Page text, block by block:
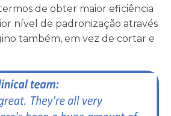
de obter maior eficiência
nível de padronização através
também, em vez de cortar e